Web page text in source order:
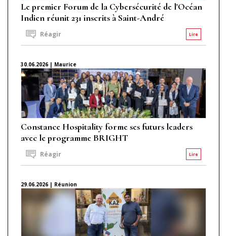
Le premier Forum de la Cybersécurité de l'Océan
Indien réunit 231 inscrits à Saint-André
Lire
Réagir
30.06.2026 | Maurice
Constance Hospitality forme ses futurs leaders
avec le programme BRIGHT
Lire
Réagir
29.06.2026 | Réunion